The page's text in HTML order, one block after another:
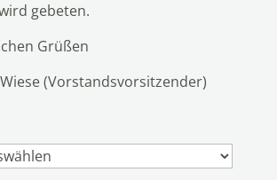
gebeten.
Grüßen
(Vorstandsvorsitzender)